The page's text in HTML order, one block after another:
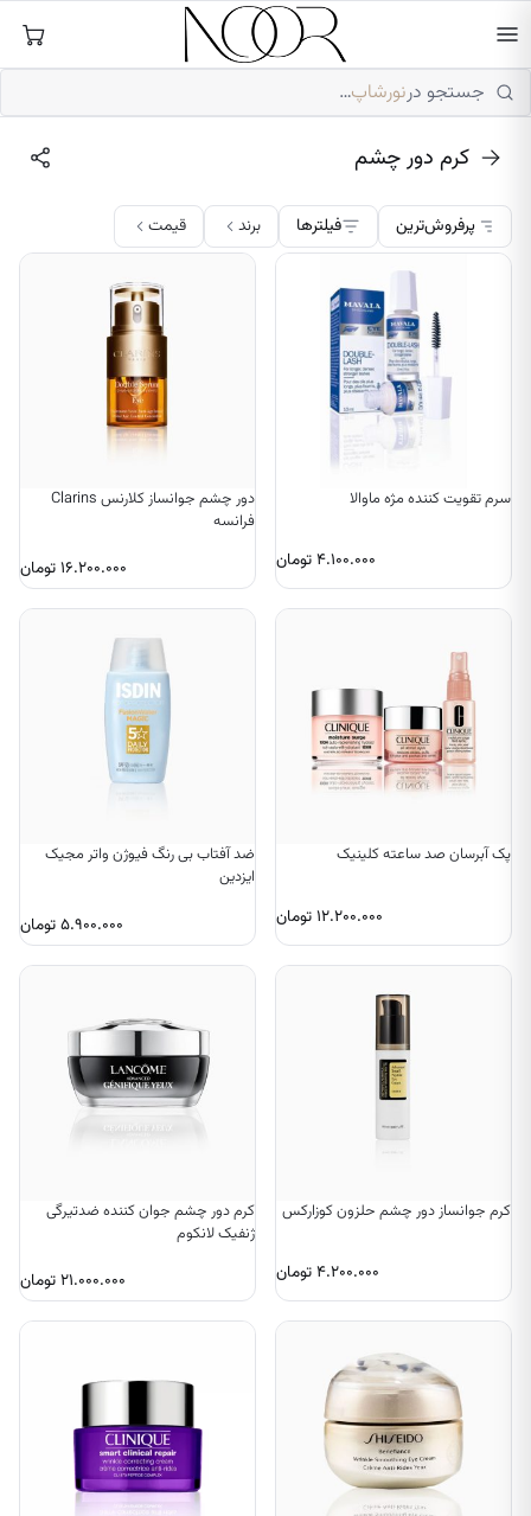
به
محتوا جستجو درنورشاپ…
کرم دور چشم
پرفروش‌ترین فیلترها برند قیمت
سرم تقویت کننده مژه ماوالا
۴.۱۰۰.۰۰۰تومان
دور چشم جوانساز کلارنس Clarins
فرانسه
۱۶.۲۰۰.۰۰۰تومان
پک آبرسان صد ساعته کلینیک
۱۲.۲۰۰.۰۰۰تومان
ضد آفتاب بی رنگ فیوژن واتر مجیک
ایزدین
۵.۹۰۰.۰۰۰تومان
کرم جوانساز دور چشم حلزون کوزارکس
۴.۲۰۰.۰۰۰تومان
کرم دور چشم جوان کننده ضدتیرگی
ژنفیک لانکوم
۲۱.۰۰۰.۰۰۰تومان